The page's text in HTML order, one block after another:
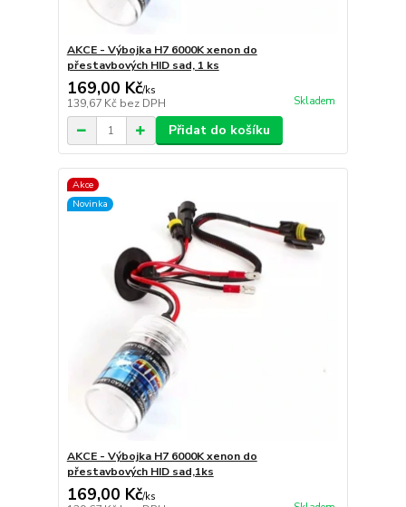
AKCE - Výbojka H7 6000K xenon do
přestavbových HID sad, 1 ks
169,00 Kč/ks
139,67 Kč bez DPH Skladem
Přidat do košíku
Akce
Novinka
AKCE - Výbojka H7 6000K xenon do
přestavbových HID sad,1ks
169,00 Kč/ks